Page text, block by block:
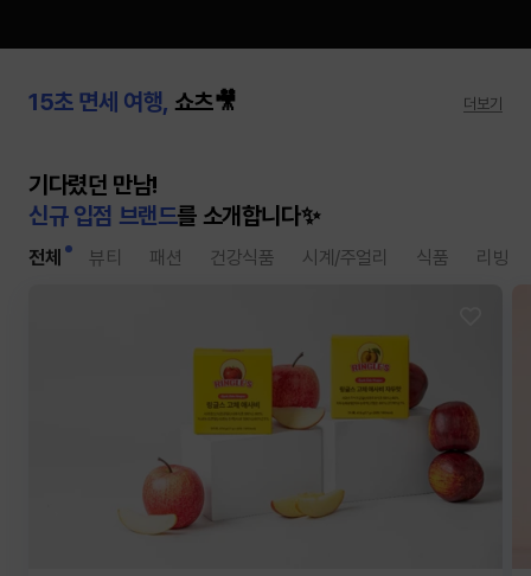
15초 면세 여행, 쇼츠🎥 더보기
키오프의 PICK, 퍼블릭비컨
기다렸던 만남!
신규 입점 브랜드를 소개합니다✨
전체 뷰티 패션 건강식품 시계/주얼리 식품 리빙